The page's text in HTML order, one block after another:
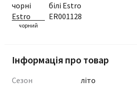
чорний
Інформація про товар
Сезон
літо